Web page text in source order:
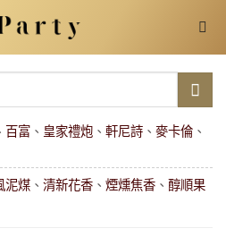
百富、 皇家禮炮、 軒尼詩、 麥卡倫、
泥煤、 清新花香、 煙燻焦香、 醇順果